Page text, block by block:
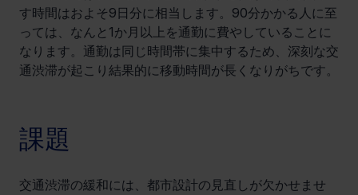
す時間はおよそ9日分に相当します。90分かかる人に至
っては、なんと1か月以上を通勤に費やしていることに
なります。通勤は同じ時間帯に集中するため、深刻な交
通渋滞が起こり結果的に移動時間が長くなりがちです。
課題
交通渋滞の緩和には、都市設計の見直しが欠かせませ